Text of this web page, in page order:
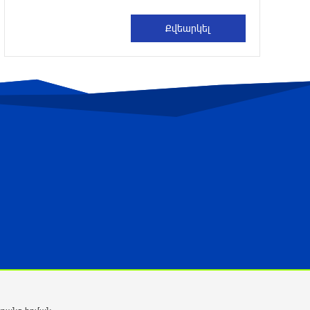
նպատակով
2 ժամ առաջ
2 ժամ առաջ